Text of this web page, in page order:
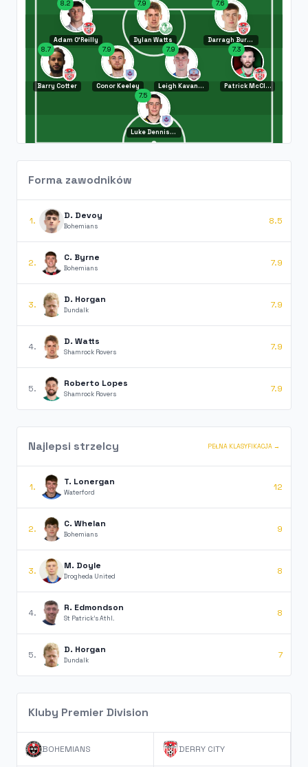
8.2
Adam O'Reilly
7.9
Dylan Watts
7.6
Darragh Burns
8.7
Barry Cotter
7.9
Conor Keeley
7.9
Leigh Kavanagh
7.3
Patrick McClean
7.5
Luke Dennison
Forma zawodników
1. D. Devoy
Bohemians 8.5
2. C. Byrne
Bohemians 7.9
3. D. Horgan
Dundalk 7.9
4. D. Watts
Shamrock Rovers 7.9
5. Roberto Lopes
Shamrock Rovers 7.9
Najlepsi strzelcy PEŁNA KLASYFIKACJA →
1. T. Lonergan
Waterford 12
2. C. Whelan
Bohemians 9
3. M. Doyle
Drogheda United 8
4. R. Edmondson
St Patrick's Athl. 8
5. D. Horgan
Dundalk 7
Kluby Premier Division
BOHEMIANS DERRY CITY